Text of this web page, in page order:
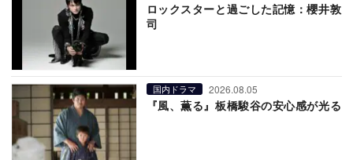
ロックスターと過ごした記憶：櫻井敦
司
国内ドラマ 2026.08.05
『風、薫る』板橋駿谷の安心感が光る